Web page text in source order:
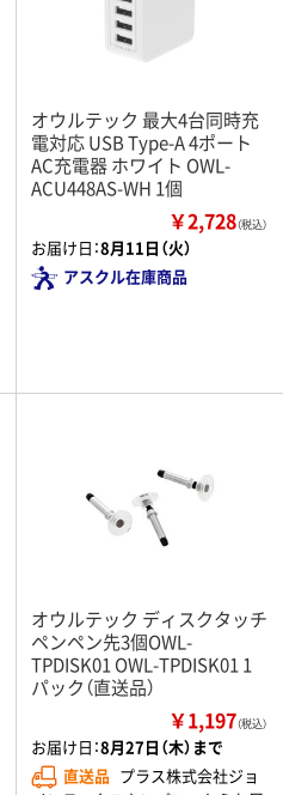
オウルテック 最大4台同時充
電対応 USB Type-A 4ポート
AC充電器 ホワイト OWL-
ACU448AS-WH 1個
￥2,728（税込）
お届け日：8月11日（火）
アスクル在庫商品
オウルテック ディスクタッチ
ペンペン先3個OWL-
TPDISK01 OWL-TPDISK01 1
パック（直送品）
￥1,197（税込）
お届け日：8月27日（木）まで
直送品 プラス株式会社ジョ